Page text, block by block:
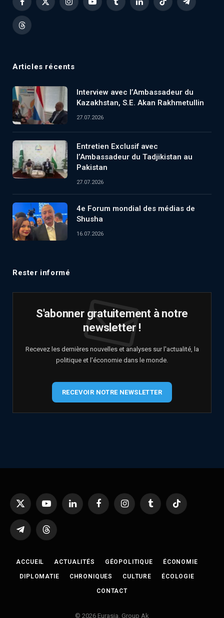
Facebook
X
InstagramYouTubeTumblrLinkedInTikTok Telegram
Threads
Articles récents
Interview avec l’Ambassadeur du
Kazakhstan, S.E. Akan Rakhmetullin
27.07.2026
Entretien Exclusif avec
l’Ambassadeur du Tadjikistan au
Pakistan
27.07.2026
4e Forum mondial des médias de
Shusha
16.07.2026
Rester informé
S'abonner gratuitement à notre
newsletter !
Recevez les dernières nouvelles et analyses sur l'actualité, la
politique et l'économie dans le monde.
RECEVOIR NOTRE NEWSLETTER
X
YouTubeLinkedIn FacebookInstagramTumblr TikTok
TelegramThreads
ACCUEIL ACTUALITÉS GÉOPOLITIQUE ÉCONOMIE
DIPLOMATIE CHRONIQUES CULTURE ÉCOLOGIE
CONTACT
© 2026 Eurasia. Group Ak